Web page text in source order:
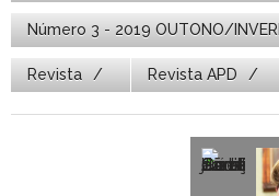
Número 3 - 2019 OUTONO/
Revista Revista APD